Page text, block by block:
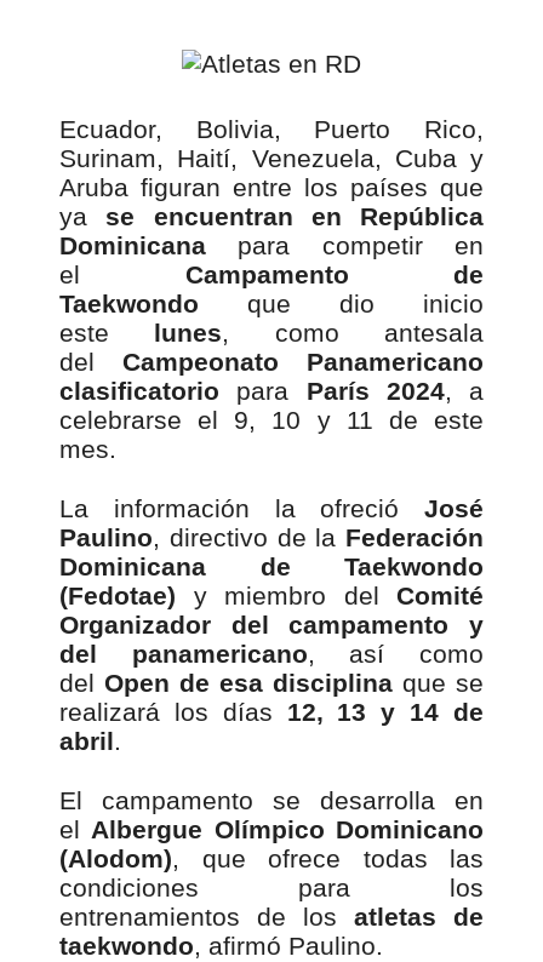
Ecuador, Bolivia, Puerto Rico,
Surinam, Haití, Venezuela, Cuba y
Aruba figuran entre los países que
ya se encuentran en República
Dominicana para competir en
el Campamento de
Taekwondo que dio inicio
este lunes, como antesala
del Campeonato Panamericano
clasificatorio para París 2024, a
celebrarse el 9, 10 y 11 de este
mes.
La información la ofreció José
Paulino, directivo de la Federación
Dominicana de Taekwondo
(Fedotae) y miembro del Comité
Organizador del campamento y
del panamericano, así como
del Open de esa disciplina que se
realizará los días 12, 13 y 14 de
abril.
El campamento se desarrolla en
el Albergue Olímpico Dominicano
(Alodom), que ofrece todas las
condiciones para los
entrenamientos de los atletas de
taekwondo, afirmó Paulino.